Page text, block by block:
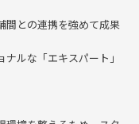
めていく技術が求めら